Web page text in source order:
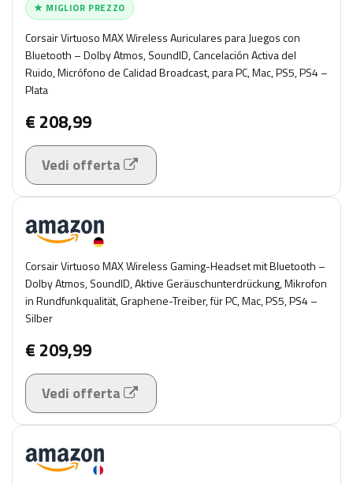
★ MIGLIOR PREZZO
Corsair Virtuoso MAX Wireless Auriculares para Juegos con
Bluetooth – Dolby Atmos, SoundID, Cancelación Activa del
Ruido, Micrófono de Calidad Broadcast, para PC, Mac, PS5, PS4 –
Plata
€ 208,99
Vedi offerta
Corsair Virtuoso MAX Wireless Gaming-Headset mit Bluetooth –
Dolby Atmos, SoundID, Aktive Geräuschunterdrückung, Mikrofon
in Rundfunkqualität, Graphene-Treiber, für PC, Mac, PS5, PS4 –
Silber
€ 209,99
Vedi offerta